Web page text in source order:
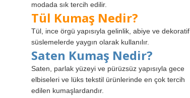
modada sık tercih edilir.
Tül Kumaş Nedir?
Tül, ince örgü yapısıyla gelinlik, abiye ve dekoratif
süslemelerde yaygın olarak kullanılır.
Saten Kumaş Nedir?
Saten, parlak yüzeyi ve pürüzsüz yapısıyla gece
elbiseleri ve lüks tekstil ürünlerinde en çok tercih
edilen kumaşlardandır.